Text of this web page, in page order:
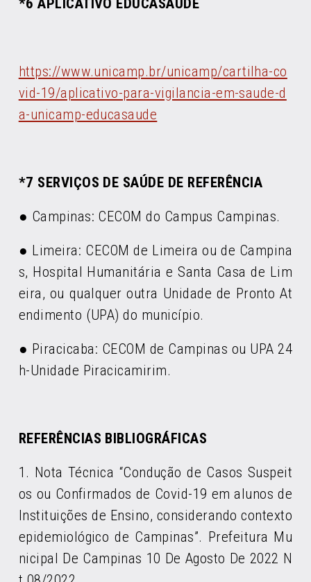
*6 APLICATIVO EDUCASAÚDE
https://www.unicamp.br/unicamp/cartilha-co
vid-19/aplicativo-para-vigilancia-em-saude-d
a-unicamp-educasaude
*7 SERVIÇOS DE SAÚDE DE REFERÊNCIA
● Campinas: CECOM do Campus Campinas.
● Limeira: CECOM de Limeira ou de Campina
s, Hospital Humanitária e Santa Casa de Lim
eira, ou qualquer outra Unidade de Pronto At
endimento (UPA) do município.
● Piracicaba: CECOM de Campinas ou UPA 24
h-Unidade Piracicamirim.
REFERÊNCIAS BIBLIOGRÁFICAS
1. Nota Técnica “Condução de Casos Suspeit
os ou Confirmados de Covid-19 em alunos de
Instituições de Ensino, considerando contexto
epidemiológico de Campinas”. Prefeitura Mu
nicipal De Campinas 10 De Agosto De 2022 N